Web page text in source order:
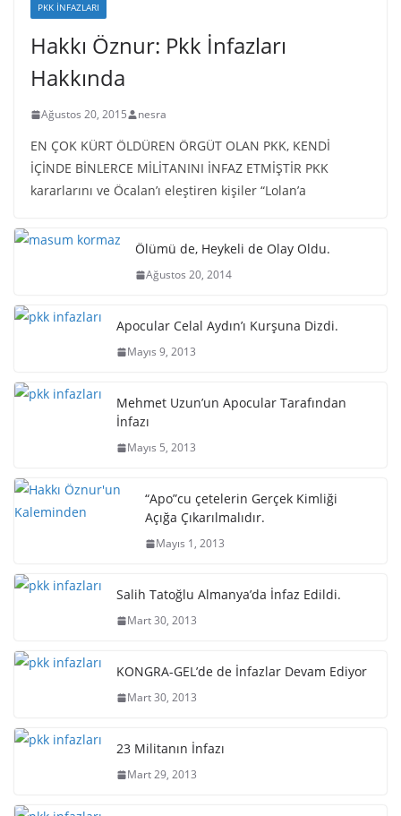
PKK İNFAZLARI
Hakkı Öznur: Pkk İnfazları
Hakkında
Ağustos 20, 2015 nesra
EN ÇOK KÜRT ÖLDÜREN ÖRGÜT OLAN PKK, KENDİ
İÇİNDE BİNLERCE MİLİTANINI İNFAZ ETMİŞTİR PKK
kararlarını ve Öcalan’ı eleştiren kişiler “Lolan’a
Ölümü de, Heykeli de Olay Oldu.
Ağustos 20, 2014
Apocular Celal Aydın’ı Kurşuna Dizdi.
Mayıs 9, 2013
Mehmet Uzun’un Apocular Tarafından
İnfazı
Mayıs 5, 2013
“Apo”cu çetelerin Gerçek Kimliği
Açığa Çıkarılmalıdır.
Mayıs 1, 2013
Salih Tatoğlu Almanya’da İnfaz Edildi.
Mart 30, 2013
KONGRA-GEL’de de İnfazlar Devam Ediyor
Mart 30, 2013
23 Militanın İnfazı
Mart 29, 2013